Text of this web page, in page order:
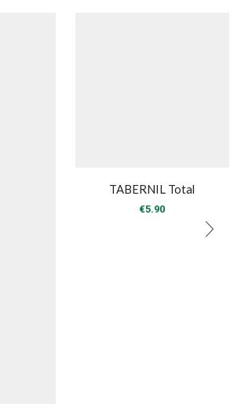
TABERNIL Total
€5.90